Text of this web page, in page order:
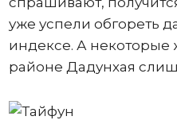
уже успели обгореть
индексе. А некоторые
районе Дадунхая